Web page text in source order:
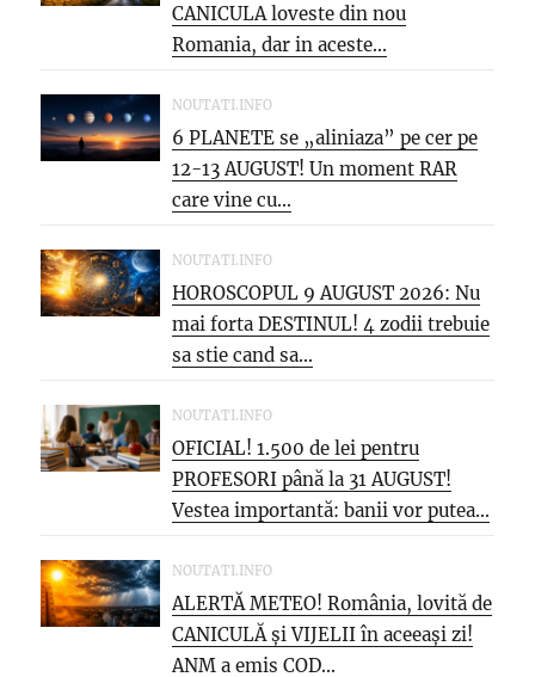
CANICULA loveste din nou
Romania, dar in aceste...
NOUTATI.INFO
6 PLANETE se „aliniaza” pe cer pe
12-13 AUGUST! Un moment RAR
care vine cu...
NOUTATI.INFO
HOROSCOPUL 9 AUGUST 2026: Nu
mai forta DESTINUL! 4 zodii trebuie
sa stie cand sa...
NOUTATI.INFO
OFICIAL! 1.500 de lei pentru
PROFESORI până la 31 AUGUST!
Vestea importantă: banii vor putea...
NOUTATI.INFO
ALERTĂ METEO! România, lovită de
CANICULĂ și VIJELII în aceeași zi!
ANM a emis COD...